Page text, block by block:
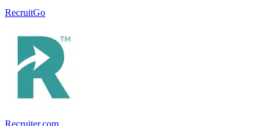
RecruitGo
Recruiter.com